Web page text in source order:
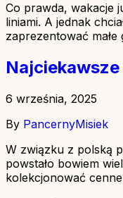
Co prawda, wakacje
liniami. A jednak
zaprezentować
6 września, 2025
By PancernyMisiek
W związku z polską
powstało bowiem
kolekcjonować